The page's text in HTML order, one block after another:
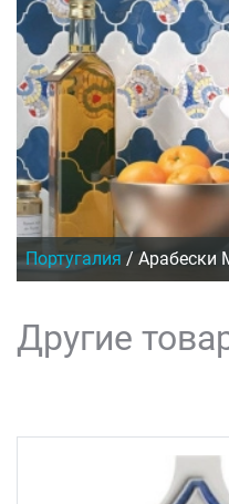
Португалия / Арабески
Другие